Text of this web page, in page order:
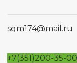
sgm174@mail.ru
+7(351)200-35-00